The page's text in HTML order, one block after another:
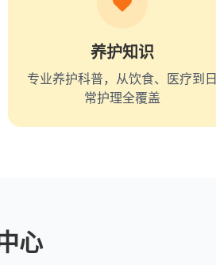
养护知识
专业养护科普，从饮食、医疗到日
常护理全覆盖
心